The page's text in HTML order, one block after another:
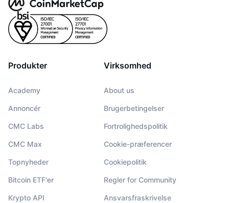
Produkter
Academy
Annoncér
CMC Labs
CMC Max
Topnyheder
Bitcoin ETF'er
Krypto API
Virksomhed
About us
Brugerbetingelser
Fortrolighedspolitik
Cookie-præferencer
Cookiepolitik
Regler for Community
Ansvarsfraskrivelse